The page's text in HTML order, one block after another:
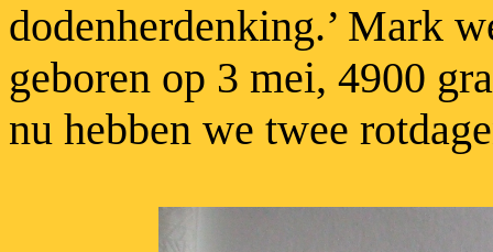
dodenherdenking.’ Mark
geboren op 3 mei, 4900
nu hebben we twee